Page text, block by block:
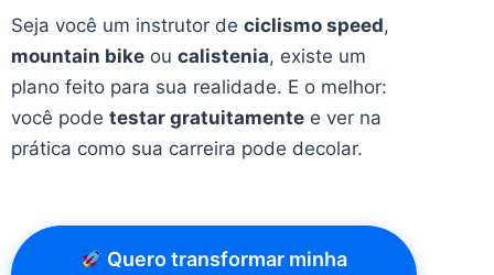
Seja você um instrutor de ciclismo speed,
mountain bike ou calistenia, existe um
plano feito para sua realidade. E o melhor:
você pode testar gratuitamente e ver na
prática como sua carreira pode decolar.
Quero transformar minha